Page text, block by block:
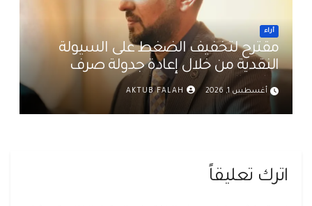
أراء
مقترح لتخفيف الضغط على السيولة
النقدية من خلال إعادة جدولة صرف
رواتب الموظفين في العراق د. عمر حميد
أغسطس 1, 2026 AKTUB FALAH
اترك تعليقاً